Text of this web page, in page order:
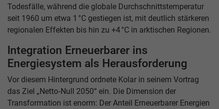
Todesfälle, während die globale Durchschnittstemperatur
seit 1960 um etwa 1 °C gestiegen ist, mit deutlich stärkeren
regionalen Effekten bis hin zu +4 °C in arktischen Regionen.
Integration Erneuerbarer ins
Energiesystem als Herausforderung
Vor diesem Hintergrund ordnete Kolar in seinem Vortrag
das Ziel „Netto‑Null 2050“ ein. Die Dimension der
Transformation ist enorm: Der Anteil Erneuerbarer Energien